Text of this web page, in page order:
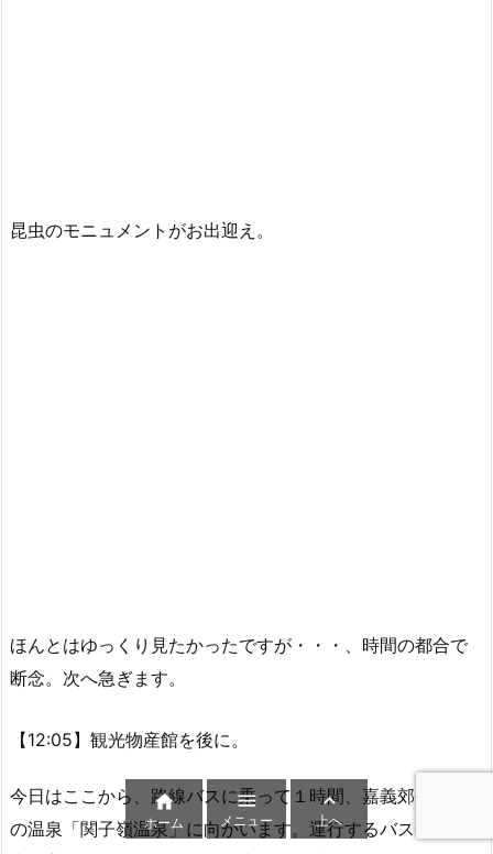
昆虫のモニュメントがお出迎え。
ほんとはゆっくり見たかったですが・・・、時間の都合で
断念。次へ急ぎます。
【12:05】観光物産館を後に。
今日はここから、路線バスに乗って１時間、嘉義郊外の泥
の温泉「関子嶺温泉」に向かいます。運行するバス会社：

ホーム

メニュー

上へ